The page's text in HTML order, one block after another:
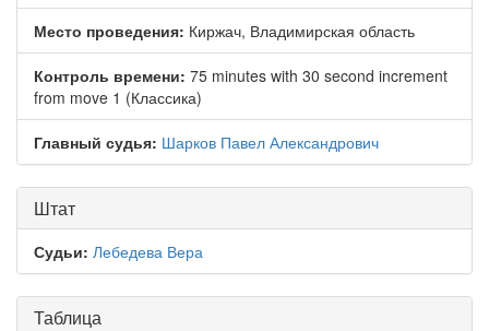
Место проведения: Киржач, Владимирская область
Контроль времени: 75 minutes with 30 second increment
from move 1 (Классика)
Главный судья: Шарков Павел Александрович
Штат
Судьи: Лебедева Вера
Таблица